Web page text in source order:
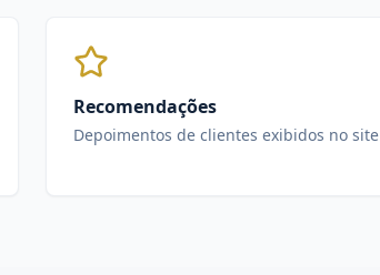
Recomendações
Depoimentos de clientes exibidos no site